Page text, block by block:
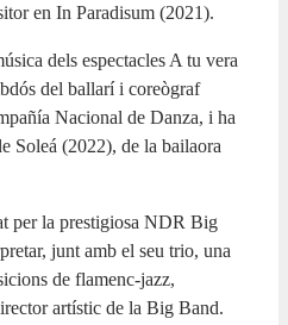
en In Paradisum (2021).
dels espectacles A tu vera
del ballarí i coreògraf
Nacional de Danza, i ha
Soleá (2022), de la bailaora
per la prestigiosa NDR Big
junt amb el seu trio, una
de flamenc-jazz,
artístic de la Big Band.